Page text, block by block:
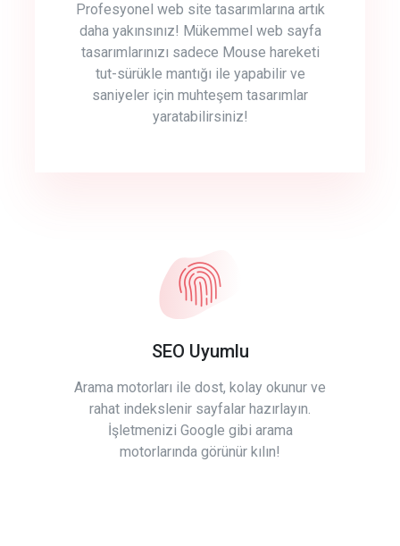
Profesyonel web site tasarımlarına artık
daha yakınsınız! Mükemmel web sayfa
tasarımlarınızı sadece Mouse hareketi
tut-sürükle mantığı ile yapabilir ve
saniyeler için muhteşem tasarımlar
yaratabilirsiniz!
SEO Uyumlu
Arama motorları ile dost, kolay okunur ve
rahat indekslenir sayfalar hazırlayın.
İşletmenizi Google gibi arama
motorlarında görünür kılın!